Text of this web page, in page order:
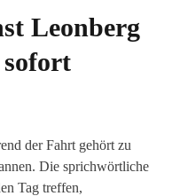
Leonberg
der Fahrt gehört zu
Die sprichwörtliche
Tag treffen,